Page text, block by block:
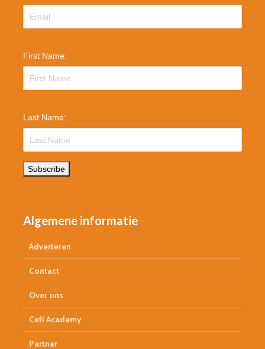
First Name:
Last Name:
Subscribe
Algemene informatie
Adverteren
Contact
Over ons
Cefi Academy
Partner